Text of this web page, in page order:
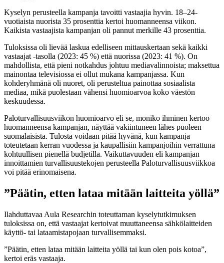
Kyselyn perusteella kampanja tavoitti vastaajia hyvin. 18–24-
vuotiaista nuorista 35 prosenttia kertoi huomanneensa viikon.
Kaikista vastaajista kampanjan oli pannut merkille 43 prosenttia.
Tuloksissa oli lievää laskua edelliseen mittauskertaan sekä kaikki
vastaajat -tasolla (2023: 45 %) että nuorissa (2023: 41 %). On
mahdollista, että pieni notkahdus johtuu mediavalinnoista; maksettua
mainontaa televisiossa ei ollut mukana kampanjassa. Kun
kohderyhmänä oli nuoret, oli perusteltua painottaa sosiaalista
mediaa, mikä puolestaan vähensi huomioarvoa koko väestön
keskuudessa.
Paloturvallisuusviikon huomioarvo eli se, moniko ihminen kertoo
huomanneensa kampanjan, näyttää vakiintuneen lähes puoleen
suomalaisista. Tulosta voidaan pitää hyvänä, kun kampanja
toteutetaan kerran vuodessa ja kaupallisiin kampanjoihin verrattuna
kohtuullisen pienellä budjetilla. Vaikuttavuuden eli kampanjan
innoittamien turvallisuustekojen perusteella Paloturvallisuusviikkoa
voi pitää erinomaisena.
”Päätin, etten lataa mitään laitteita yöllä”
Ilahduttavaa Aula Researchin toteuttaman kyselytutkimuksen
tuloksissa on, että vastaajat kertoivat muuttaneensa sähkölaitteiden
käyttö- tai lataamistapojaan turvallisemmaksi.
”Päätin, etten lataa mitään laitteita yöllä tai kun olen pois kotoa”,
kertoi eräs vastaaja.